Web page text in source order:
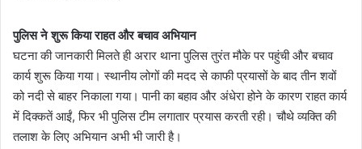
पुलिस ने शुरू किया राहत और बचाव अभियान
घटना की जानकारी मिलते ही अरार थाना पुलिस तुरंत मौके पर पहुंची और बचाव
कार्य शुरू किया गया। स्थानीय लोगों की मदद से काफी प्रयासों के बाद तीन शवों
को नदी से बाहर निकाला गया। पानी का बहाव और अंधेरा होने के कारण राहत कार्य
में दिक्कतें आईं, फिर भी पुलिस टीम लगातार प्रयास करती रही। चौथे व्यक्ति की
तलाश के लिए अभियान अभी भी जारी है।